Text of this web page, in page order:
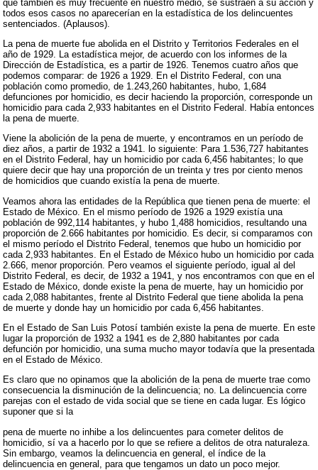
que también es muy frecuente en nuestro medio, se sustraen a su acción y
todos esos casos no aparecerían en la estadística de los delincuentes
sentenciados. (Aplausos).
La pena de muerte fue abolida en el Distrito y Territorios Federales en el
año de 1929. La estadística mejor, de acuerdo con los informes de la
Dirección de Estadística, es a partir de 1926. Tenemos cuatro años que
podemos comparar: de 1926 a 1929. En el Distrito Federal, con una
población como promedio, de 1.243,260 habitantes, hubo, 1,684
defunciones por homicidio, es decir haciendo la proporción, corresponde un
homicidio para cada 2,933 habitantes en el Distrito Federal. Había entonces
la pena de muerte.
Viene la abolición de la pena de muerte, y encontramos en un período de
diez años, a partir de 1932 a 1941. lo siguiente: Para 1.536,727 habitantes
en el Distrito Federal, hay un homicidio por cada 6,456 habitantes; lo que
quiere decir que hay una proporción de un treinta y tres por ciento menos
de homicidios que cuando existía la pena de muerte.
Veamos ahora las entidades de la República que tienen pena de muerte: el
Estado de México. En el mismo período de 1926 a 1929 existía una
población de 992,114 habitantes, y hubo 1,488 homicidios, resultando una
proporción de 2.666 habitantes por homicidio. Es decir, si comparamos con
el mismo período el Distrito Federal, tenemos que hubo un homicidio por
cada 2,933 habitantes. En el Estado de México hubo un homicidio por cada
2.666, menor proporción. Pero veamos el siguiente período, igual al del
Distrito Federal, es decir, de 1932 a 1941, y nos encontramos con que en el
Estado de México, donde existe la pena de muerte, hay un homicidio por
cada 2,088 habitantes, frente al Distrito Federal que tiene abolida la pena
de muerte y donde hay un homicidio por cada 6,456 habitantes.
En el Estado de San Luis Potosí también existe la pena de muerte. En este
lugar la proporción de 1932 a 1941 es de 2,880 habitantes por cada
defunción por homicidio, una suma mucho mayor todavía que la presentada
en el Estado de México.
Es claro que no opinamos que la abolición de la pena de muerte trae como
consecuencia la disminución de la delincuencia; no. La delincuencia corre
parejas con el estado de vida social que se tiene en cada lugar. Es lógico
suponer que si la
pena de muerte no inhibe a los delincuentes para cometer delitos de
homicidio, sí va a hacerlo por lo que se refiere a delitos de otra naturaleza.
Sin embargo, veamos la delincuencia en general, el índice de la
delincuencia en general, para que tengamos un dato un poco mejor.